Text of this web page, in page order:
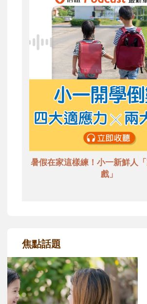
暑假在家這樣練！小一新鮮人
戲」
焦點話題
和孩子一起長大的那個男人
不同模樣